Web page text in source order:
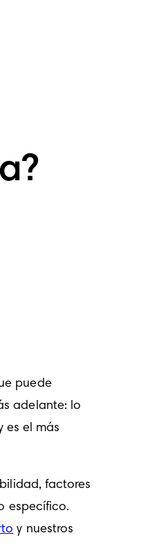
puede
adelante: lo
es el más
factores
específico.